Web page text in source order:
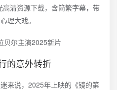
清资源下载，含简繁字幕，带
理大戏。
的意外转折
来说，2025年上映的《镜的第